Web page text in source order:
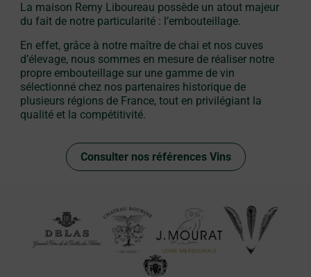
La maison Remy Liboureau possède un atout majeur
du fait de notre particularité : l’embouteillage.
En effet, grâce à notre maître de chai et nos cuves
d’élevage, nous sommes en mesure de réaliser notre
propre embouteillage sur une gamme de vin
sélectionné chez nos partenaires historique de
plusieurs régions de France, tout en privilégiant la
qualité et la compétitivité.
Consulter nos références Vins